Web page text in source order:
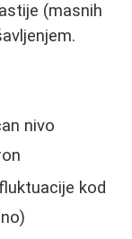
(masnih
nivo
kod